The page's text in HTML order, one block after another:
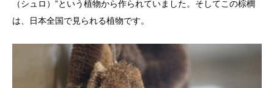
（シュロ）”という植物から作られていました。そしてこの棕櫚
は、日本全国で見られる植物です。